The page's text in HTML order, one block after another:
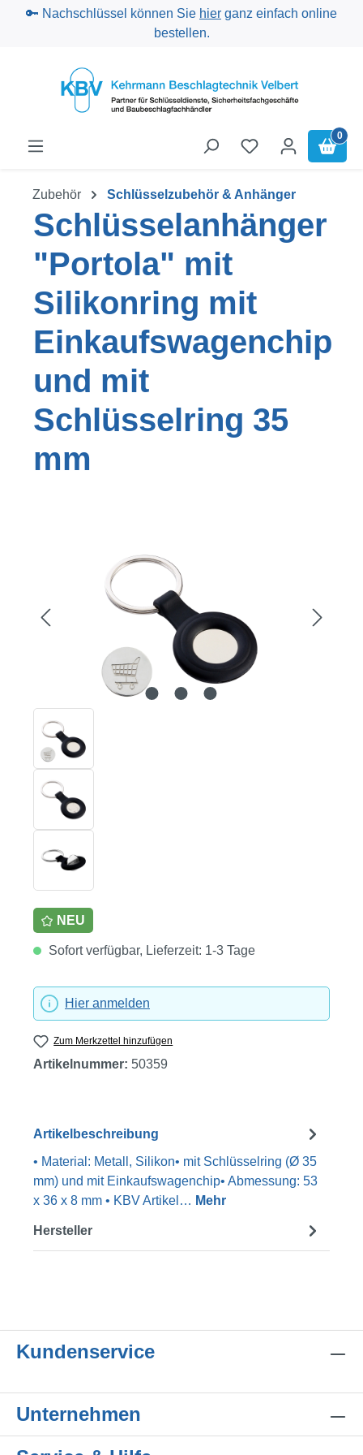
Zum Hauptinhalt springen
🔑 Nachschlüssel können Sie hier ganz einfach online
bestellen.
0
Zubehör Schlüsselzubehör & Anhänger
Schlüsselanhänger
"Portola" mit
Silikonring mit
Einkaufswagenchip
und mit
Schlüsselring 35
mm
NEU
Sofort verfügbar, Lieferzeit: 1-3 Tage
Hier anmelden
Zum Merkzettel hinzufügen
Artikelnummer: 50359
Artikelbeschreibung
• Material: Metall, Silikon• mit Schlüsselring (Ø 35
mm) und mit Einkaufswagenchip• Abmessung: 53
x 36 x 8 mm • KBV Artikel… Mehr
Hersteller
Kundenservice
Unternehmen